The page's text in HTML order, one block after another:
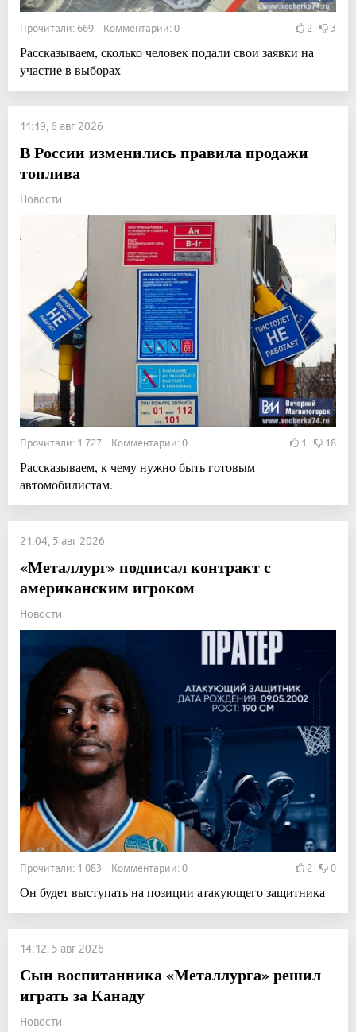
Прочитали: 669 Комментарии: 0 2 3
Рассказываем, сколько человек подали свои заявки на
участие в выборах
11:19, 6 авг 2026
В России изменились правила продажи
топлива
Новости
Прочитали: 1 727 Комментарии: 0 1 18
Рассказываем, к чему нужно быть готовым
автомобилистам.
21:04, 5 авг 2026
«Металлург» подписал контракт с
американским игроком
Новости
Прочитали: 1 083 Комментарии: 0 2 0
Он будет выступать на позиции атакующего защитника
14:12, 5 авг 2026
Сын воспитанника «Металлурга» решил
играть за Канаду
Новости